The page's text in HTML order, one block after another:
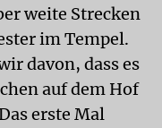
weite Strecken
im Tempel.
davon, dass es
auf dem Hof
erste Mal